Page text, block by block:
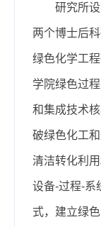
研究所
两个博士后
绿色化学工
学院绿色过
和集成技术
破绿色化工
清洁转化利
设备-过程-系
式，建立绿